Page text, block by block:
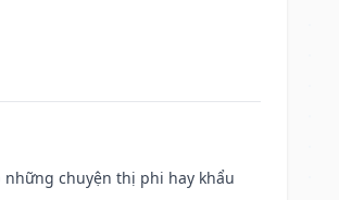
chuyện thị phi hay khẩu